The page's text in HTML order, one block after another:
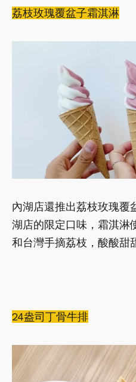
荔枝玫瑰覆盆子霜淇淋
內湖店還推出荔枝玫瑰覆
湖店的限定口味，霜淇淋
和台灣手摘荔枝，酸酸甜
24盎司丁骨牛排